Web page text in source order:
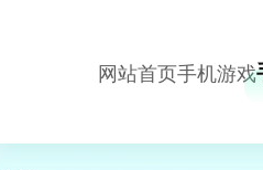
网站首页手机游戏